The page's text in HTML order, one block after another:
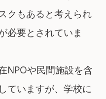
クもあると考えられ
必要とされていま
NPOや民間施設を含
ていますが、学校に